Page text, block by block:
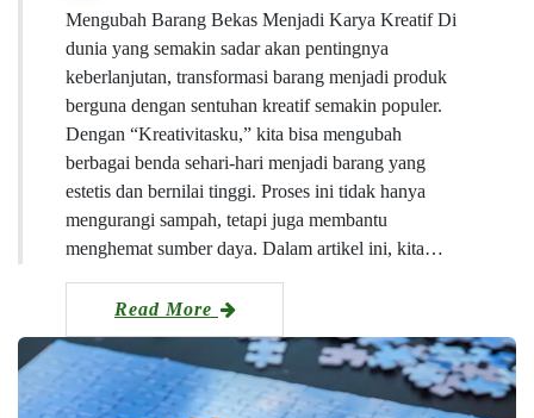
Mengubah Barang Bekas Menjadi Karya Kreatif Di
dunia yang semakin sadar akan pentingnya
keberlanjutan, transformasi barang menjadi produk
berguna dengan sentuhan kreatif semakin populer.
Dengan “Kreativitasku,” kita bisa mengubah
berbagai benda sehari-hari menjadi barang yang
estetis dan bernilai tinggi. Proses ini tidak hanya
mengurangi sampah, tetapi juga membantu
menghemat sumber daya. Dalam artikel ini, kita…
Read More